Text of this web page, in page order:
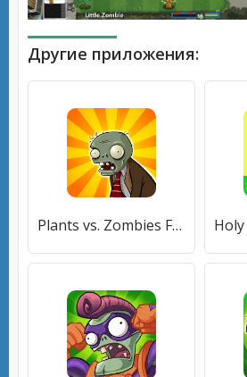
Другие приложения:
Plants vs. Zombies FREE